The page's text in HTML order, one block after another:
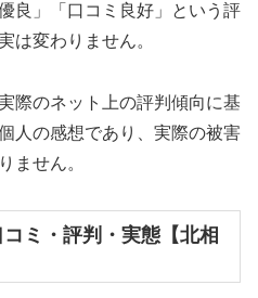
良」「口コミ良好」という評
は変わりません。
際のネット上の評判傾向に基
人の感想であり、実際の被害
ません。
ミ・評判・実態【北相